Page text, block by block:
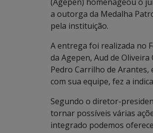
a outorga da Medalha
pela instituição.
A entrega foi realizada no
da Agepen, Aud de
Pedro Carrilho de Arantes,
com sua equipe, fez a
Segundo o diretor-
tornar possíveis várias
integrado podemos